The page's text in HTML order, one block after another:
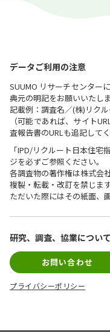
データご利用の注意
SUUMO リサーチセンター
典元の明記をお願いいたしま
記載例：調査名／(株)リク
（可能であれば、サイト
査報告書のURLも追記してく
「IPD/リクルート日本住宅
ジを必ずご参照ください。
各調査物の著作権は株式会
複製・転載・改訂を禁じま
ただいた際にはその紙面、
研究、調査、協業につい
お問い合わせ
プライバシーポリシー